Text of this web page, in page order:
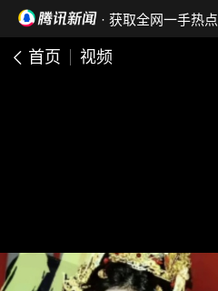
· 获取全网一手热点
首页 视频